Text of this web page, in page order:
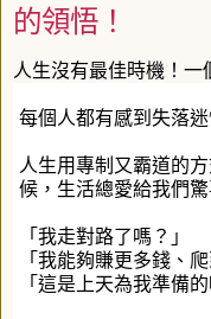
的領悟！
人生沒有最佳時機！一
每個人都有感到失落迷
人生用專制又霸道的
候，生活總愛給我們
「我走對路了嗎？」
「我能夠賺更多錢、
「這是上天為我準備的